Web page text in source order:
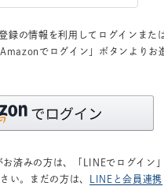
録の情報を利用してログインまた
でログイン」ボタンよりお
お済みの方は、「LINEでログイン
い。まだの方は、
LINEと会員連携